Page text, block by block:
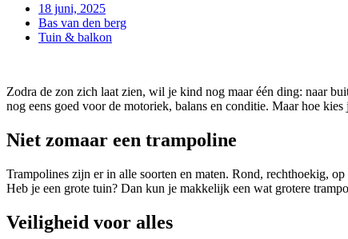
18 juni, 2025
Bas van den berg
Tuin & balkon
Zodra de zon zich laat zien, wil je kind nog maar één ding: naar
nog eens goed voor de motoriek, balans en conditie. Maar hoe
Niet zomaar een trampoline
Trampolines zijn er in alle soorten en maten. Rond, rechthoekig,
Heb je een grote tuin? Dan kun je makkelijk een wat grotere
Veiligheid voor alles